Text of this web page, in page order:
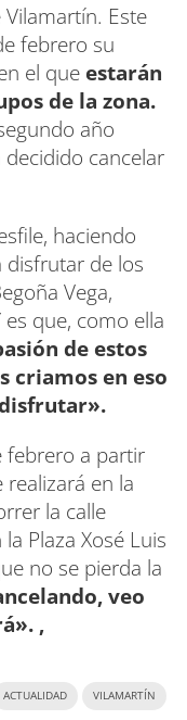
Este
febrero su
el que estarán
de la zona.
año
cancelar
haciendo
de los
Vega,
que, como ella
de estos
criamos en eso
febrero a partir
en la
la calle
Plaza Xosé Luis
no se pierda la
veo
,
ACTUALIDAD VILAMARTÍN